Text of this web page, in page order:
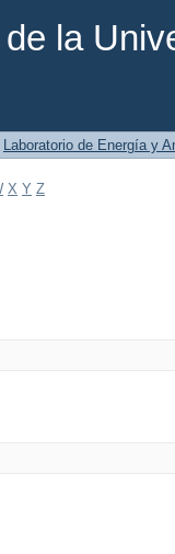
la
Laboratorio de Energía y
X Y Z